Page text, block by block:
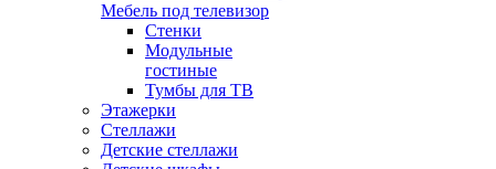
Мебель под телевизор
Стенки
Модульные
гостиные
Тумбы для ТВ
Этажерки
Стеллажи
Детские стеллажи